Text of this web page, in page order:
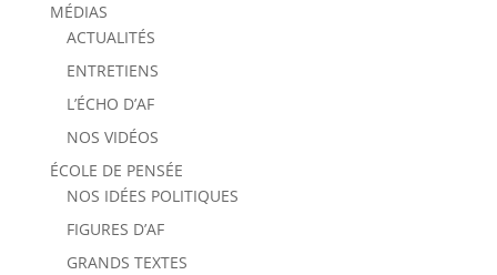
MÉDIAS
ACTUALITÉS
ENTRETIENS
L’ÉCHO D’AF
NOS VIDÉOS
ÉCOLE DE PENSÉE
NOS IDÉES POLITIQUES
FIGURES D’AF
GRANDS TEXTES